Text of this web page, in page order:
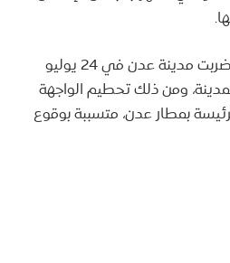
يذكر أن عاصفة رعدية ضربت مدينة عدن في 24 يوليو
ومن ذلك تحطيم الواجهة
بمطار عدن، متسببة بوقوع